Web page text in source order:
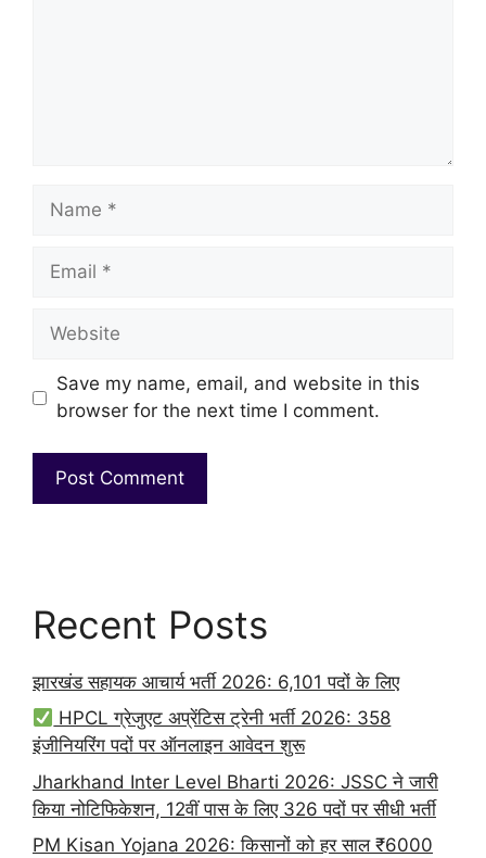
Name
Email
Website
Save my name, email, and website in this
browser for the next time I comment.
Recent Posts
झारखंड सहायक आचार्य भर्ती 2026: 6,101 पदों के लिए
HPCL ग्रेजुएट अप्रेंटिस ट्रेनी भर्ती 2026: 358
इंजीनियरिंग पदों पर ऑनलाइन आवेदन शुरू
Jharkhand Inter Level Bharti 2026: JSSC ने जारी
किया नोटिफिकेशन, 12वीं पास के लिए 326 पदों पर सीधी भर्ती
PM Kisan Yojana 2026: किसानों को हर साल ₹6000